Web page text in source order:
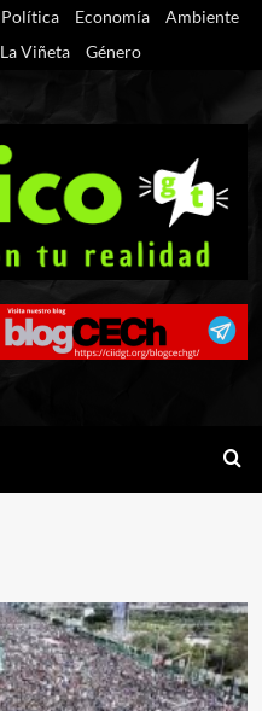
Política Economía
Ambiente
La Viñeta Género